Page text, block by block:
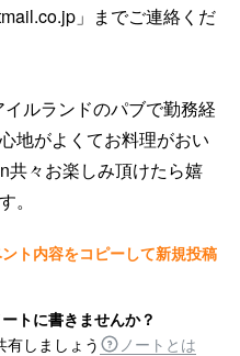
」までご連絡くだ
ルランドのパブで勤務経
地がよくてお料理がおい
共々お楽しみ頂けたら嬉
。
ト内容をコピーして新規投稿
トに書きませんか？
有しましょう
ノートとは